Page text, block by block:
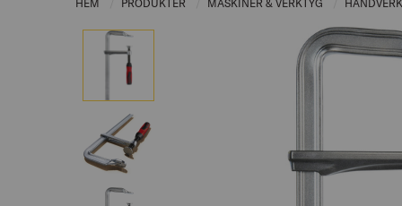
HEM PRODUKTER CURRENT PAGE:
MASKINER & VERKTYG CURRENT